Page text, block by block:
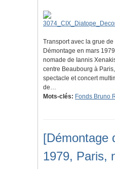
Transport avec la grue
Démontage en mars
nomade de Iannis
centre Beaubourg à
spectacle et concert
de…
Mots-clés: Fonds Bruno
[Démontage
1979, Paris,